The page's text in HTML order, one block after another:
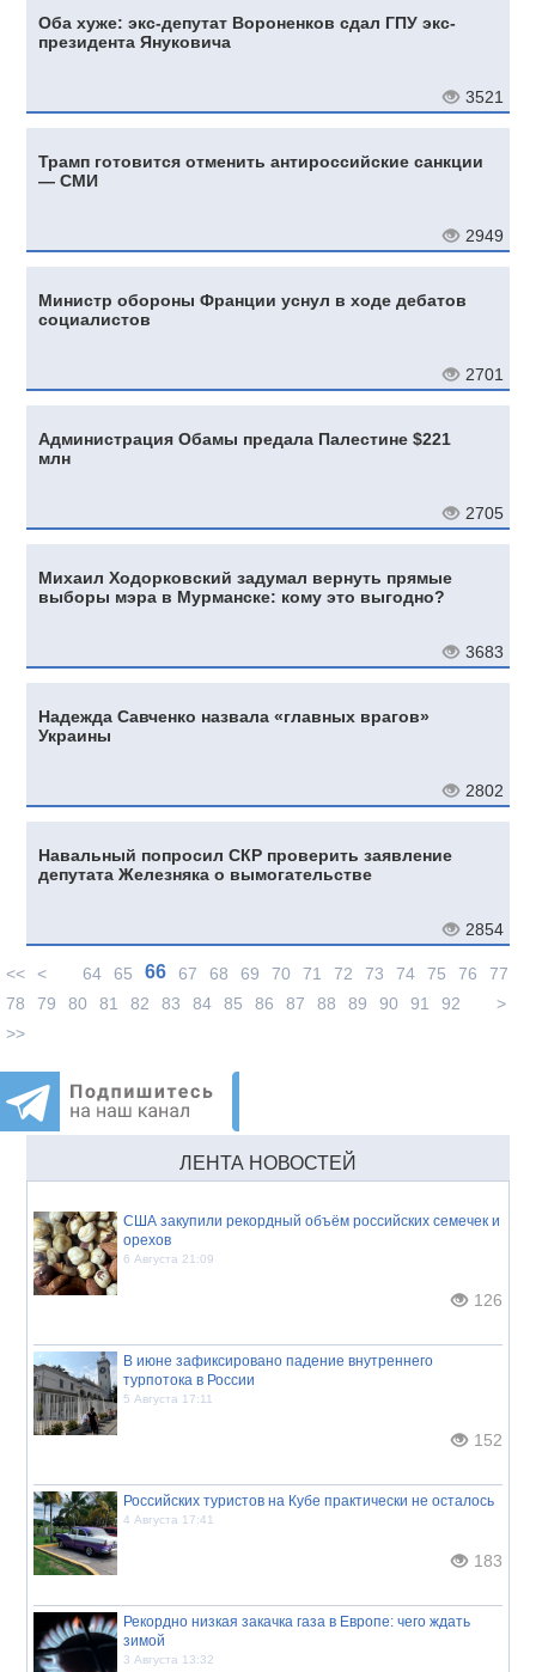
Оба хуже: экс-депутат Вороненков сдал ГПУ экс-
президента Януковича
3521
Трамп готовится отменить антироссийские санкции
— СМИ
2949
Министр обороны Франции уснул в ходе дебатов
социалистов
2701
Администрация Обамы предала Палестине $221
млн
2705
Михаил Ходорковский задумал вернуть прямые
выборы мэра в Мурманске: кому это выгодно?
3683
Надежда Савченко назвала «главных врагов»
Украины
2802
Навальный попросил СКР проверить заявление
депутата Железняка о вымогательстве
2854
<< < 64 65 66 67 68 69 70 71 72 73 74 75 76
77
78
79 80 81 82 83 84 85 86 87 88 89 90 91 92
>
>>
ЛЕНТА НОВОСТЕЙ
США закупили рекордный объём российских семечек и
орехов
6 Августа 21:09
126
В июне зафиксировано падение внутреннего
турпотока в России
5 Августа 17:11
152
Российских туристов на Кубе практически не осталось
4 Августа 17:41
183
Рекордно низкая закачка газа в Европе: чего ждать
зимой
3 Августа 13:32